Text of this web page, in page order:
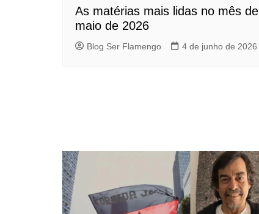
As matérias mais lidas no mês de
maio de 2026
Blog Ser Flamengo 4 de junho de 2026